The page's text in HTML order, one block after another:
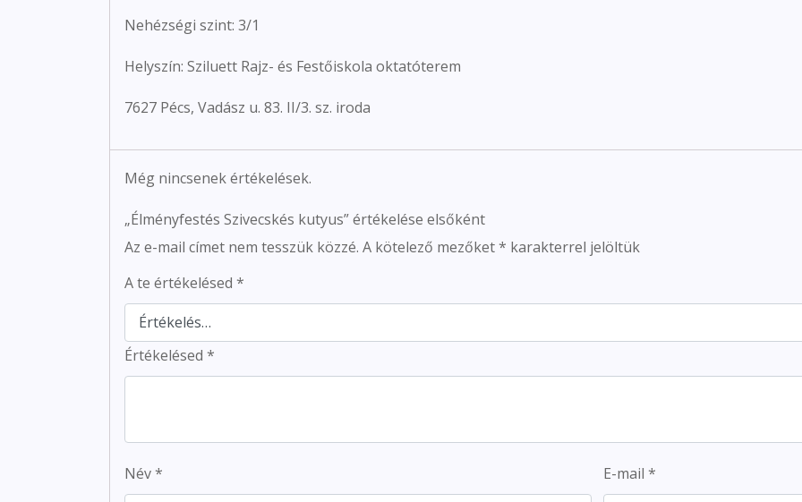
Nehézségi szint: 3/1
Helyszín: Sziluett Rajz- és Festőiskola oktatóterem
7627 Pécs, Vadász u. 83. II/3. sz. iroda
Még nincsenek értékelések.
„Élményfestés Szivecskés kutyus” értékelése elsőként
Az e-mail címet nem tesszük közzé. A kötelező mezőket* karakterrel jelöltük
A te értékelésed *
Értékelésed *
Név* E-mail*